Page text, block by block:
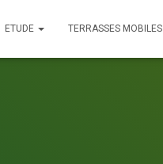
ETUDE TERRASSES MOBILES